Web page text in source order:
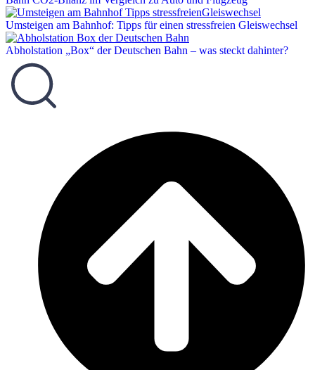
Umsteigen am Bahnhof: Tipps für einen stressfreien Gleiswechsel
Abholstation „Box“ der Deutschen Bahn – was steckt dahinter?